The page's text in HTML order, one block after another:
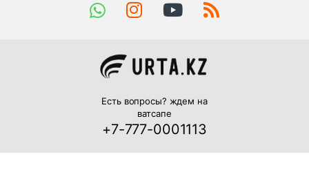
Есть вопросы? ждем на
ватсапе
+7-777-0001113